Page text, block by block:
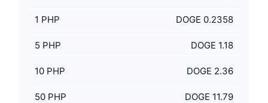
1 PHP DOGE 0.2358
5 PHP DOGE 1.18
10 PHP DOGE 2.36
50 PHP DOGE 11.79